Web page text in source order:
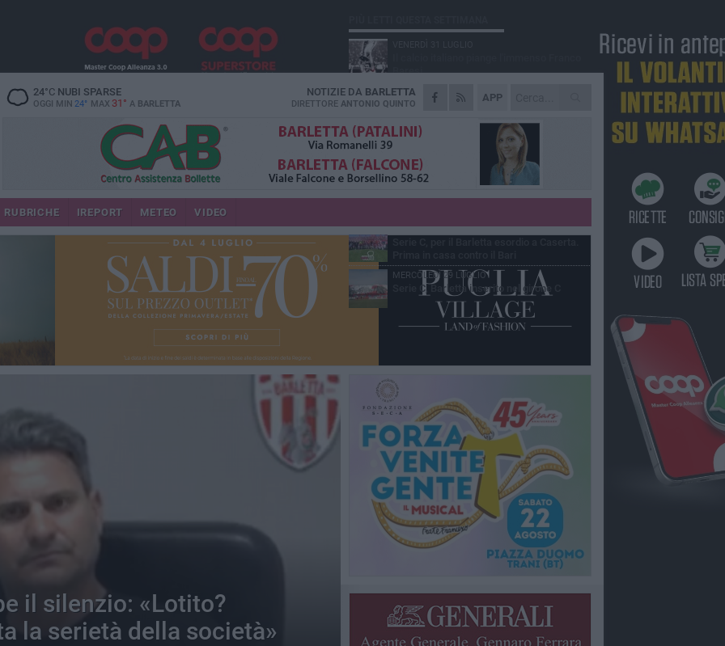
24°CNUBI SPARSE
OGGI MIN 24° MAX 31° A BARLETTA
APP
NOTIZIE DA BARLETTA
DIRETTORE ANTONIO QUINTO
RUBRICHE IREPORT METEO VIDEO
il silenzio: «Lotito?
la serietà della società»
Baresi
VENERDÌ 31 LUGLIO
Serie C Sky Wifi: fissate date e orari delle
SABATO 1 AGOSTO
Poker di Da Silva, Barletta batte Soccer
Trani 4-1 in amichevole
VENERDÌ 31 LUGLIO
Barletta 1922: un avvio tostissimo e
GIOVEDÌ 30 LUGLIO
MERCOLEDÌ 29 LUGLIO
Serie C, Barletta inserito nel girone C